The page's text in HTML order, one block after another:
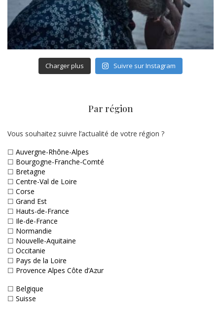
Charger plus Suivre sur Instagram
Par région
Vous souhaitez suivre l’actualité de votre région ?
☐ Auvergne-Rhône-Alpes
☐ Bourgogne-Franche-Comté
☐ Bretagne
☐ Centre-Val de Loire
☐ Corse
☐ Grand Est
☐ Hauts-de-France
☐ Ile-de-France
☐ Normandie
☐ Nouvelle-Aquitaine
☐ Occitanie
☐ Pays de la Loire
☐ Provence Alpes Côte d’Azur
☐ Belgique
☐ Suisse